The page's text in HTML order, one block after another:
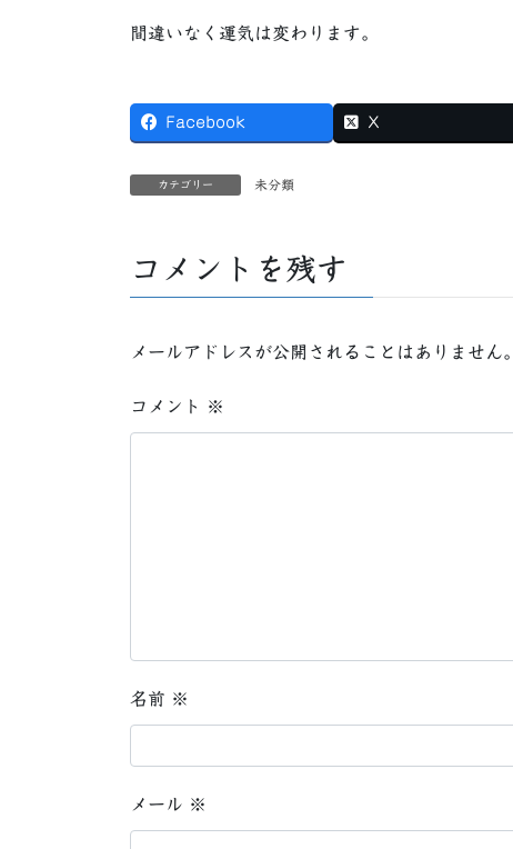
間違いなく運気は変わります。
Facebook X
カテゴリー 未分類
コメントを残す
メールアドレスが公開されることはありません。
コメント ※
名前 ※
メール ※